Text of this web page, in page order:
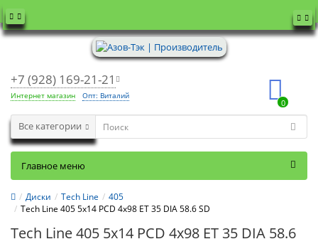
+7 (928) 169-21-21
Интернет магазин Опт: Виталий
0
Все категории
Главное меню
Диски Tech Line
405
Tech Line 405 5x14 PCD 4x98 ET 35 DIA 58.6 SD
Tech Line 405 5x14 PCD 4x98 ET 35 DIA 58.6